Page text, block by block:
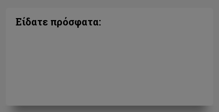
Είδατε πρόσφατα: